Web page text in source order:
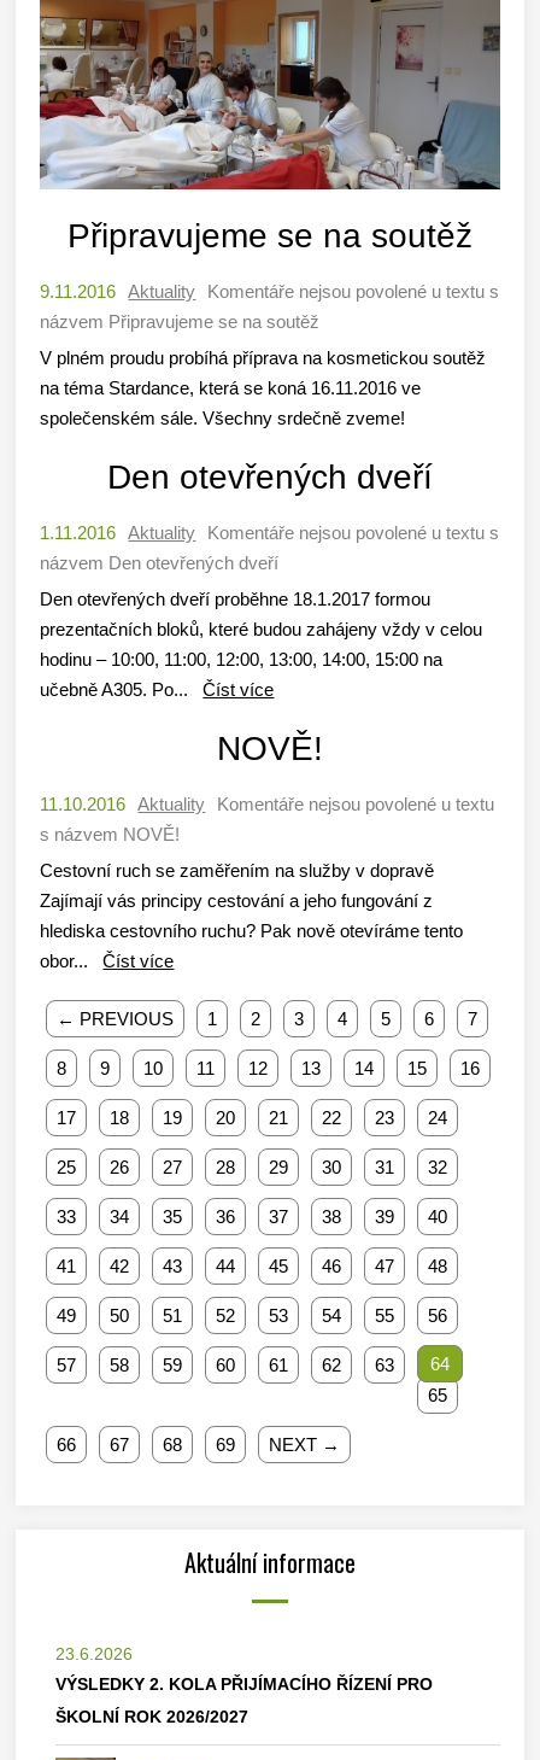
Připravujeme se na soutěž
9.11.2016 Aktuality Komentáře nejsou povolené u textu s
názvem Připravujeme se na soutěž
V plném proudu probíhá příprava na kosmetickou soutěž
na téma Stardance, která se koná 16.11.2016 ve
společenském sále. Všechny srdečně zveme!
Den otevřených dveří
1.11.2016 Aktuality Komentáře nejsou povolené u textu s
názvem Den otevřených dveří
Den otevřených dveří proběhne 18.1.2017 formou
prezentačních bloků, které budou zahájeny vždy v celou
hodinu – 10:00, 11:00, 12:00, 13:00, 14:00, 15:00 na
učebně A305. Po...Číst více
NOVĚ!
11.10.2016 Aktuality Komentáře nejsou povolené u textu
s názvem NOVĚ!
Cestovní ruch se zaměřením na služby v dopravě
Zajímají vás principy cestování a jeho fungování z
hlediska cestovního ruchu? Pak nově otevíráme tento
obor...Číst více
← PREVIOUS 1 2 3 4 5 6 7
8 9 10 11 12 13 14 15 16
17 18 19 20 21 22 23 24
25 26 27 28 29 30 31 32
33 34 35 36 37 38 39 40
41 42 43 44 45 46 47 48
49 50 51 52 53 54 55 56
57 58 59 60 61 62 63
64
65
66 67 68 69 NEXT →
Aktuální informace
23.6.2026
VÝSLEDKY 2. KOLA PŘIJÍMACÍHO ŘÍZENÍ PRO
ŠKOLNÍ ROK 2026/2027